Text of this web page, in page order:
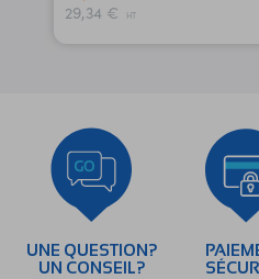
29,34 € HT
UNE QUESTION?
UN CONSEIL?